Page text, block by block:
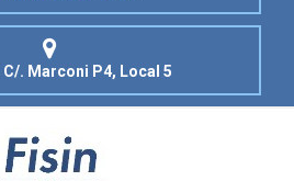
C/. Marconi P4, Local 5